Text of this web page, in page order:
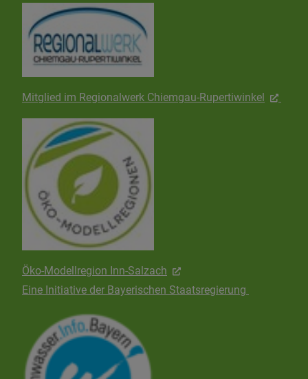
Mitglied im Regionalwerk Chiemgau-Rupertiwinkel
Öko-Modellregion Inn-Salzach
Eine Initiative der Bayerischen Staatsregierung